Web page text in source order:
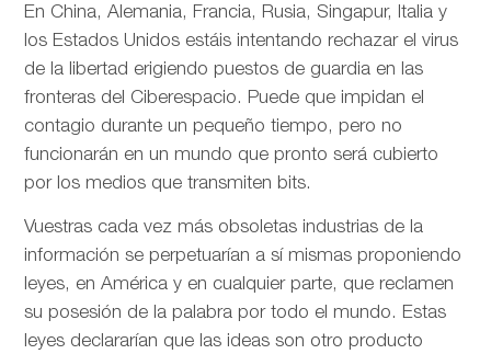
En China, Alemania, Francia, Rusia, Singapur, Italia y
los Estados Unidos estáis intentando rechazar el virus
de la libertad erigiendo puestos de guardia en las
fronteras del Ciberespacio. Puede que impidan el
contagio durante un pequeño tiempo, pero no
funcionarán en un mundo que pronto será cubierto
por los medios que transmiten bits.
Vuestras cada vez más obsoletas industrias de la
información se perpetuarían a sí mismas proponiendo
leyes, en América y en cualquier parte, que reclamen
su posesión de la palabra por todo el mundo. Estas
leyes declararían que las ideas son otro producto